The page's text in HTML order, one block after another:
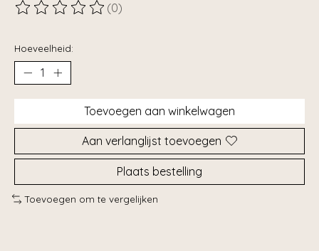
De beoordeling van dit product is
(0)
Hoeveelheid:
Toevoegen aan winkelwagen
Aan verlanglijst toevoegen
Plaats bestelling
Toevoegen om te vergelijken